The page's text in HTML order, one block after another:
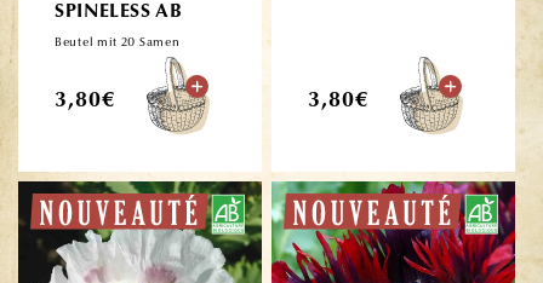
SPINELESS AB
Beutel mit 20 Samen
Normaler
3,80€
Normaler
3,80€